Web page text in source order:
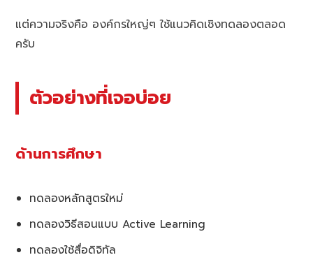
แต่ความจริงคือ องค์กรใหญ่ๆ ใช้แนวคิดเชิงทดลองตลอด
ครับ
ตัวอย่างที่เจอบ่อย
ด้านการศึกษา
ทดลองหลักสูตรใหม่
ทดลองวิธีสอนแบบ Active Learning
ทดลองใช้สื่อดิจิทัล